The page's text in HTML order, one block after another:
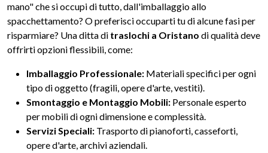
mano" che si occupi di tutto, dall'imballaggio allo
spacchettamento? O preferisci occuparti tu di alcune fasi per
risparmiare? Una ditta di traslochi a Oristano di qualità deve
offrirti opzioni flessibili, come:
Imballaggio Professionale: Materiali specifici per ogni
tipo di oggetto (fragili, opere d'arte, vestiti).
Smontaggio e Montaggio Mobili: Personale esperto
per mobili di ogni dimensione e complessità.
Servizi Speciali: Trasporto di pianoforti, casseforti,
opere d'arte, archivi aziendali.